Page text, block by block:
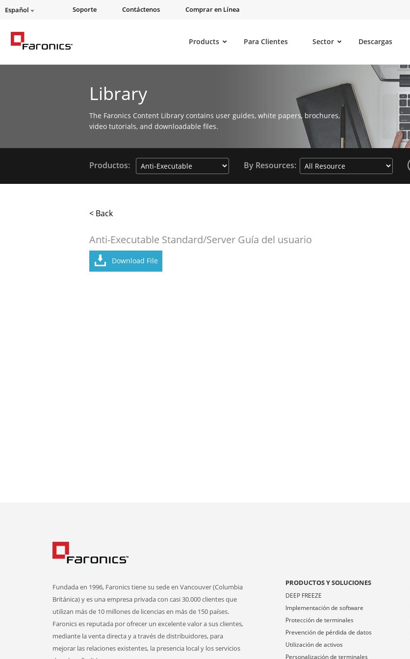
Español Soporte Contáctenos Comprar en Línea
Products Para Clientes Sector Descargas
Library
The Faronics Content Library contains user guides, white papers, brochures,
video tutorials, and downloadable files.
Productos: By Resources:
< Back
Anti-Executable Standard/Server Guía del usuario
Download File
Fundada en 1996, Faronics tiene su sede en Vancouver (Columbia
Británica) y es una empresa privada con casi 30.000 clientes que
utilizan más de 10 millones de licencias en más de 150 países.
Faronics es reputada por ofrecer un excelente valor a sus clientes,
mediante la venta directa y a través de distribuidores, para
mejorar las relaciones existentes, la presencia local y los servicios
PRODUCTOS Y SOLUCIONES
DEEP FREEZE
Implementación de software
Protección de terminales
Prevención de pérdida de datos
Utilización de activos
Personalización de terminales